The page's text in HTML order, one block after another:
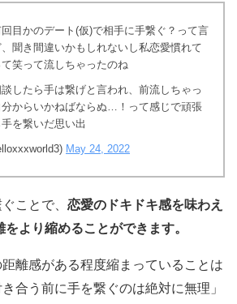
目かのデート(仮)で相手に手繋ぐ？って言
聞き間違いかもしれないし私恋愛慣れて
笑って流しちゃったのね
したら手は繋げと言われ、前流しちゃっ
からいかねばならぬ…！って感じで頑張
を繋いだ思い出
May 24, 2022
ことで、 恋愛のドキドキ感を味わえ
より縮めることができます。
離感がある程度縮まっていることは
合う前に手を繋ぐのは絶対に無理」